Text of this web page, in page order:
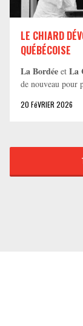
LE CHIARD
QUÉBÉCOISE
La Bordée et La
de nouveau pour
20 FéVRIER 2026